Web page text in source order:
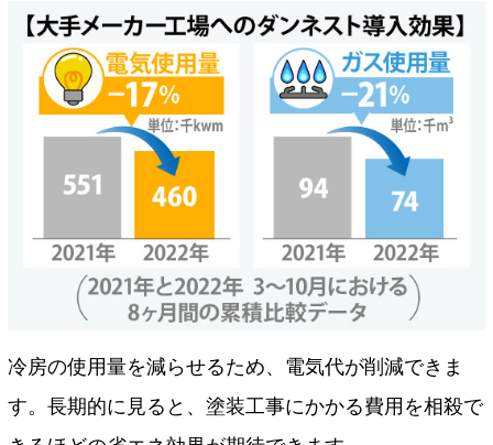
冷房の使用量を減らせるため、電気代が削減できま
す。長期的に見ると、塗装工事にかかる費用を相殺で